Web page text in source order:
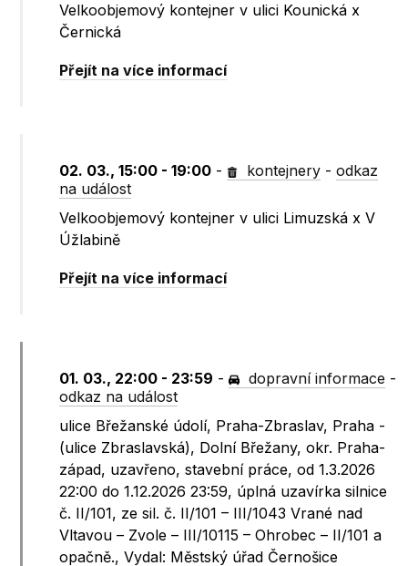
Velkoobjemový kontejner v ulici Kounická x
Černická
Přejít na více informací
02. 03., 15:00 - 19:00 - kontejnery -odkaz
na událost
Velkoobjemový kontejner v ulici Limuzská x V
Úžlabině
Přejít na více informací
01. 03., 22:00 - 23:59 - dopravní informace -
odkaz na událost
ulice Břežanské údolí, Praha-Zbraslav, Praha -
(ulice Zbraslavská), Dolní Břežany, okr. Praha-
západ, uzavřeno, stavební práce, od 1.3.2026
22:00 do 1.12.2026 23:59, úplná uzavírka silnice
č. II/101, ze sil. č. II/101 – III/1043 Vrané nad
Vltavou – Zvole – III/10115 – Ohrobec – II/101 a
opačně., Vydal: Městský úřad Černošice